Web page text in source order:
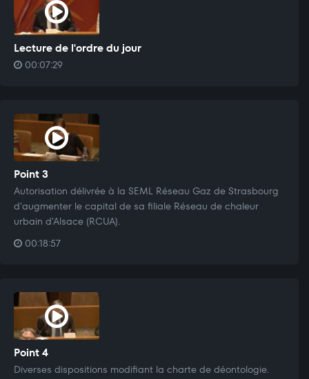
Lecture de l'ordre du jour
00:07:29
Point 3
Autorisation délivrée à la SEML Réseau Gaz de Strasbourg
d'augmenter le capital de sa filiale Réseau de chaleur
urbain d'Alsace (RCUA).
00:18:57
Point 4
Diverses dispositions modifiant la charte de déontologie.